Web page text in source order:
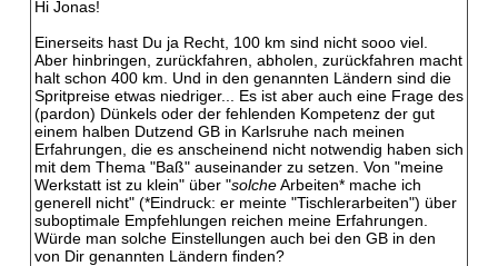
Hi Jonas!
Einerseits hast Du ja Recht, 100 km sind nicht sooo viel.
Aber hinbringen, zurückfahren, abholen, zurückfahren macht
halt schon 400 km. Und in den genannten Ländern sind die
Spritpreise etwas niedriger... Es ist aber auch eine Frage des
(pardon) Dünkels oder der fehlenden Kompetenz der gut
einem halben Dutzend GB in Karlsruhe nach meinen
Erfahrungen, die es anscheinend nicht notwendig haben sich
mit dem Thema "Baß" auseinander zu setzen. Von "meine
Werkstatt ist zu klein" über "solcheArbeiten* mache ich
generell nicht" (*Eindruck: er meinte "Tischlerarbeiten") über
suboptimale Empfehlungen reichen meine Erfahrungen.
Würde man solche Einstellungen auch bei den GB in den
von Dir genannten Ländern finden?